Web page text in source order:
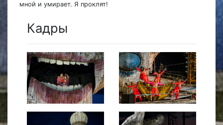
мной и умирает. Я проклят!
Кадры